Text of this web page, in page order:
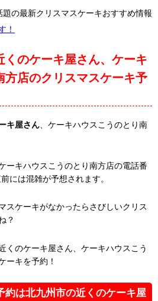
題の最新クリスマスケーキおすすめ情報
！
くのケーキ屋さん、ケーキ
方店のクリスマスケーキ予
キ屋さん 、ケーキハウスこうのとり南
ーキハウスこうのとり南方店の電話番
には混雑が予想されます。
スケーキがなかったらさびしいクリス
？
くのケーキ屋さん、ケーキハウスこう
ーキを予約！
約は北九州市の近くのケーキ屋